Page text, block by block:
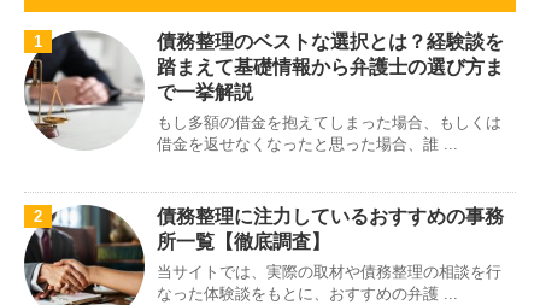
1
債務整理のベストな選択とは？経験談を
踏まえて基礎情報から弁護士の選び方ま
で一挙解説
もし多額の借金を抱えてしまった場合、もしくは
借金を返せなくなったと思った場合、誰 ...
2
債務整理に注力しているおすすめの事務
所一覧【徹底調査】
当サイトでは、実際の取材や債務整理の相談を行
なった体験談をもとに、おすすめの弁護 ...